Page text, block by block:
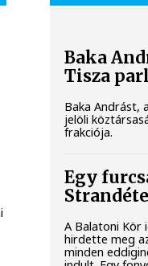
Baka
Tisza
Baka Andrást,
jelöli
frakciója.
Egy
A Balatoni Kör
hirdette meg
minden